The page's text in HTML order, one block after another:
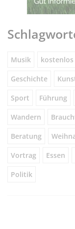
Musik kostenlos
Geschichte
Sport Führung
Wandern
Beratung
Vortrag Essen
Politik